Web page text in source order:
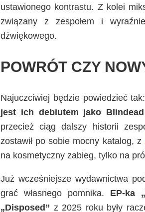
ustawionego kontrastu. Z kolei
związany z zespołem i
dźwiękowego.
POWRÓT CZY
Najuczciwiej będzie powiedzieć
jest ich debiutem jako
przecież ciąg dalszy historii
zostawił po sobie mocny katalog, z
na kosmetyczny zabieg, tylko na
Już wcześniejsze wydawnictwa
grać własnego pomnika. EP-ka
„Disposed” z 2025 roku były